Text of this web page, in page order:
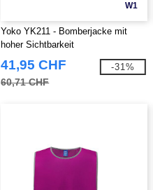
W1
Yoko YK211 - Bomberjacke mit
hoher Sichtbarkeit
41,95 CHF
60,71 CHF
-31%